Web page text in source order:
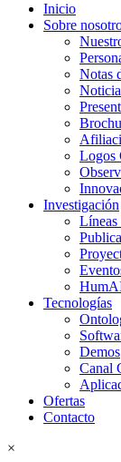
Inicio
Sobre
Notas
Logos
Investigación
Líneas
Tecnologías
Demos
Canal
Ofertas
Contacto
×